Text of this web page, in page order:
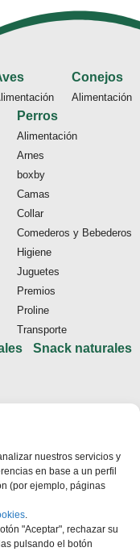
nuestros servicios y
en base a un perfil
(por ejemplo, páginas
.
"Aceptar", rechazar su
pulsando el botón
Conejos
Alimentación
Perros
Alimentación
Arnes
boxby
Camas
Collar
Comederos y Bebederos
Higiene
Juguetes
Premios
Proline
Transporte
Snack naturales